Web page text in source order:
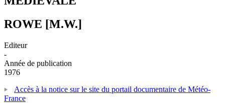
ROWE [M.W.]
Editeur
-
Année de publication
1976
Accès à la notice sur le site du portail documentaire de Météo-
France